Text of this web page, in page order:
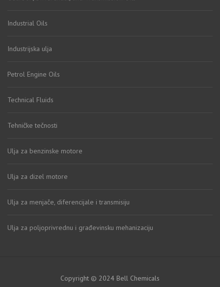
Industrial Oils
Industrijska ulja
Petrol Engine Oils
Technical Fluids
Tehničke tečnosti
Ulja za benzinske motore
Ulja za dizel motore
Ulja za menjače, diferencijale i transmisiju
Ulja za poljoprivrednu i građevinsku mehanizaciju
Copyright © 2024 Bell Chemicals